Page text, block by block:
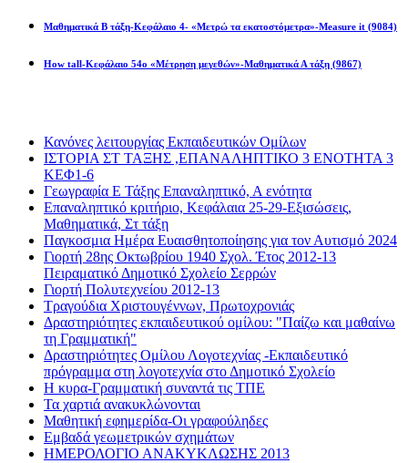
Μαθηματικά Β τάξη-Κεφάλαιο 4- «Μετρώ τα εκατοστόμετρα»-Measure it (9084)
How tall-Κεφάλαιο 54ο «Μέτρηση μεγεθών»-Μαθηματικά Α τάξη (9867)
Κανόνες λειτουργίας Εκπαιδευτικών Ομίλων
ΙΣΤΟΡΙΑ ΣΤ ΤΑΞΗΣ ,ΕΠΑΝΑΛΗΠΤΙΚΟ 3 ΕΝΟΤΗΤΑ 3
ΚΕΦ1-6
Γεωγραφία Ε Τάξης Επαναληπτικό, Α ενότητα
Επαναληπτικό κριτήριο, Κεφάλαια 25-29-Εξισώσεις,
Μαθηματικά, Στ τάξη
Παγκοσμια Ημέρα Ευαισθητοποίησης για τον Αυτισμό 2024
Γιορτή 28ης Οκτωβρίου 1940 Σχολ. Έτος 2012-13
Πειραματικό Δημοτικό Σχολείο Σερρών
Γιορτή Πολυτεχνείου 2012-13
Τραγούδια Χριστουγέννων, Πρωτοχρονιάς
Δραστηριότητες εκπαιδευτικού ομίλου: "Παίζω και μαθαίνω
τη Γραμματική"
Δραστηριότητες Ομίλου Λογοτεχνίας -Εκπαιδευτικό
πρόγραμμα στη λογοτεχνία στο Δημοτικό Σχολείο
Η κυρα-Γραμματική συναντά τις ΤΠΕ
Τα χαρτιά ανακυκλώνονται
Μαθητική εφημερίδα-Οι γραφούληδες
Εμβαδά γεωμετρικών σχημάτων
ΗΜΕΡΟΛΟΓΙΟ ΑΝΑΚΥΚΛΩΣΗΣ 2013